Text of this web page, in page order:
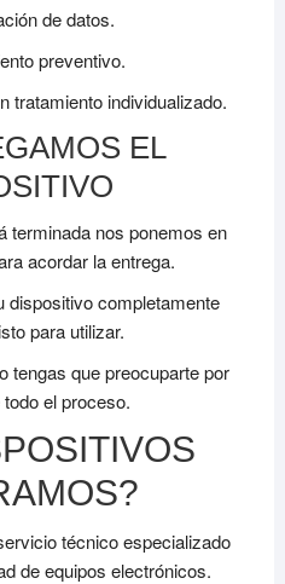
de datos.
preventivo.
tratamiento individualizado.
EL
terminada nos ponemos en
acordar la entrega.
dispositivo completamente
para utilizar.
tengas que preocuparte por
el proceso.
técnico especializado
de equipos electrónicos.